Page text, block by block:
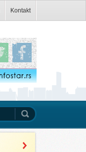
Kontakt